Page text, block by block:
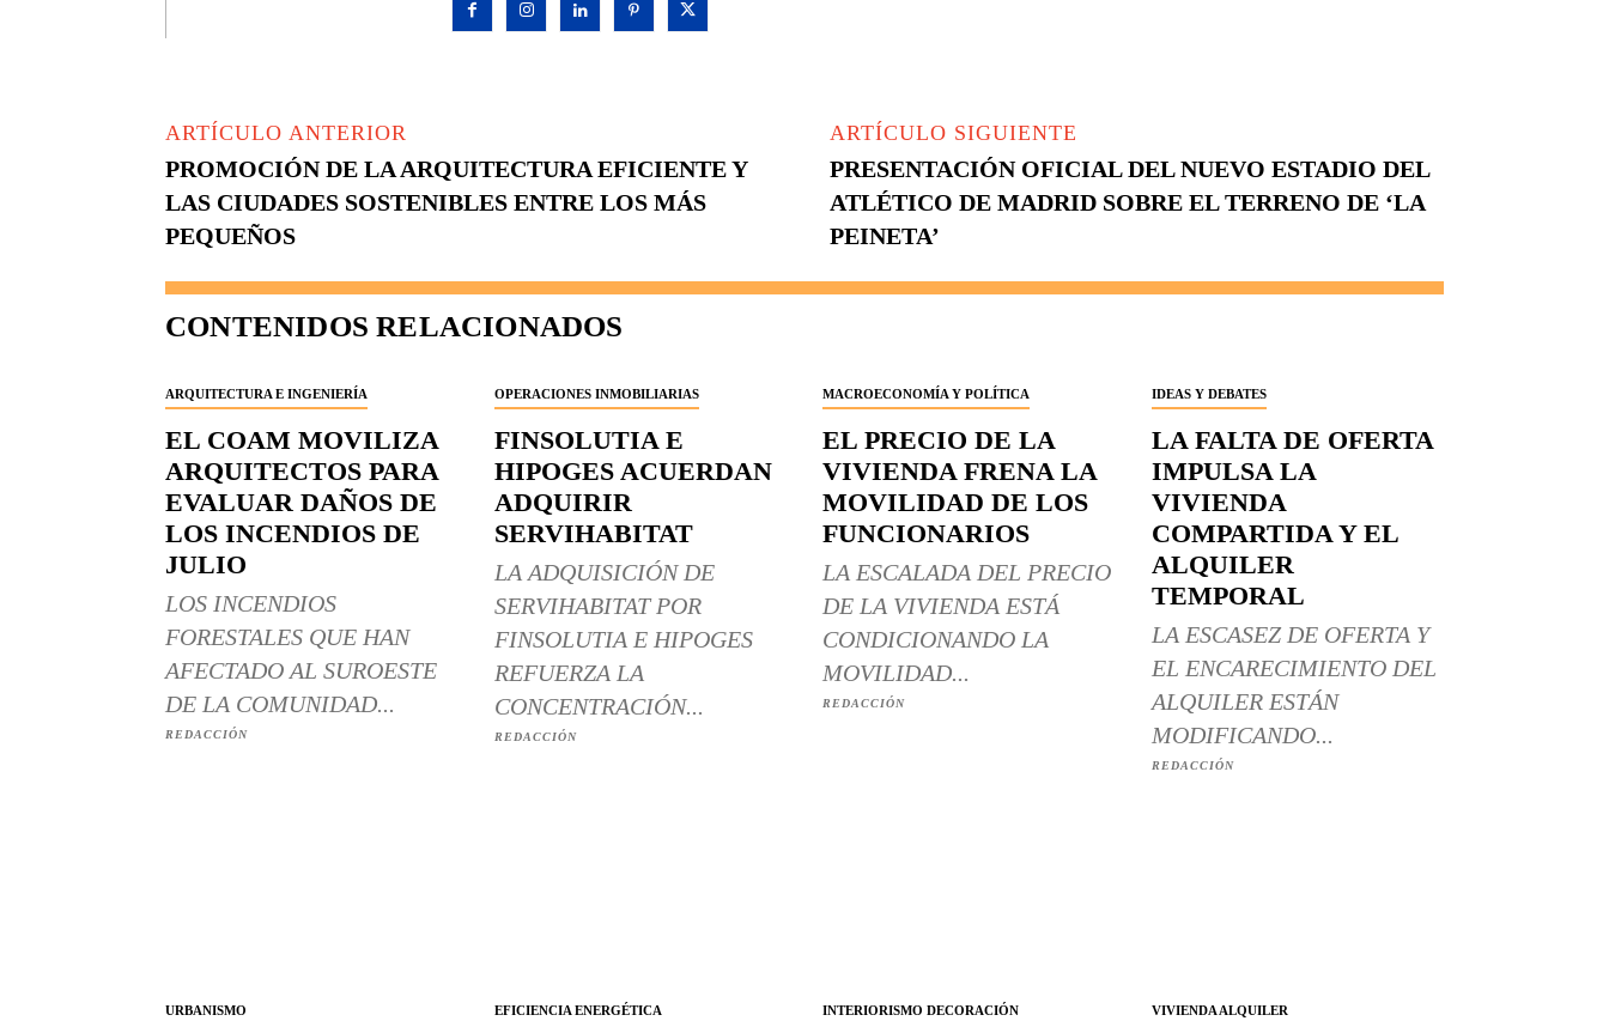
ARTÍCULO ANTERIOR
PROMOCIÓN DE LA ARQUITECTURA EFICIENTE Y
LAS CIUDADES SOSTENIBLES ENTRE LOS MÁS
PEQUEÑOS
ARTÍCULO SIGUIENTE
PRESENTACIÓN OFICIAL DEL NUEVO ESTADIO DEL
ATLÉTICO DE MADRID SOBRE EL TERRENO DE ‘LA
PEINETA’
CONTENIDOS RELACIONADOS
ARQUITECTURA E INGENIERÍA
EL COAM MOVILIZA
ARQUITECTOS PARA
EVALUAR DAÑOS DE
LOS INCENDIOS DE
JULIO
LOS INCENDIOS
FORESTALES QUE HAN
AFECTADO AL SUROESTE
DE LA COMUNIDAD...
REDACCIÓN
OPERACIONES INMOBILIARIAS
FINSOLUTIA E
HIPOGES ACUERDAN
ADQUIRIR
SERVIHABITAT
LA ADQUISICIÓN DE
SERVIHABITAT POR
FINSOLUTIA E HIPOGES
REFUERZA LA
CONCENTRACIÓN...
REDACCIÓN
MACROECONOMÍA Y POLÍTICA
EL PRECIO DE LA
VIVIENDA FRENA LA
MOVILIDAD DE LOS
FUNCIONARIOS
LA ESCALADA DEL PRECIO
DE LA VIVIENDA ESTÁ
CONDICIONANDO LA
MOVILIDAD...
REDACCIÓN
IDEAS Y DEBATES
LA FALTA DE OFERTA
IMPULSA LA
VIVIENDA
COMPARTIDA Y EL
ALQUILER
TEMPORAL
LA ESCASEZ DE OFERTA Y
EL ENCARECIMIENTO DEL
ALQUILER ESTÁN
MODIFICANDO...
REDACCIÓN
URBANISMO EFICIENCIA ENERGÉTICA INTERIORISMO DECORACIÓN VIVIENDA ALQUILER